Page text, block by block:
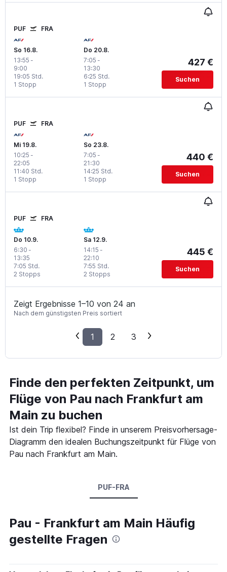
PUF FRA
So 16.8.
13:55 -
9:00
1 Stopp
19:05 Std.
Do 20.8.
7:05 -
13:30
1 Stopp
6:25 Std.
427 €
Suchen
PUF FRA
Mi 19.8.
10:25 -
22:05
1 Stopp
11:40 Std.
So 23.8.
7:05 -
21:30
1 Stopp
14:25 Std.
440 €
Suchen
PUF FRA
Do 10.9.
6:30 -
13:35
2 Stopps
7:05 Std.
Sa 12.9.
14:15 -
22:10
2 Stopps
7:55 Std.
445 €
Suchen
Zeigt Ergebnisse 1–10 von 24 an
Nach dem günstigsten Preis sortiert
1 2 3
Finde den perfekten Zeitpunkt, um
Flüge von Pau nach Frankfurt am
Main zu buchen
Ist dein Trip flexibel? Finde in unserem Preisvorhersage-
Diagramm den idealen Buchungszeitpunkt für Flüge von
Pau nach Frankfurt am Main.
PUF-FRA
Pau - Frankfurt am Main Häufig
gestellte Fragen